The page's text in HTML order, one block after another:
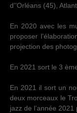
d’’Orléans (45),
En 2020 avec les
proposer
projection des
En 2021 sort le 3
En 2021 il sort un
deux morceaux le
jazz de l’année 2021